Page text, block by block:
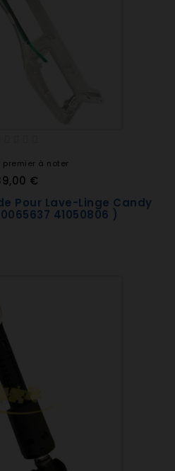
premier à noter
€
Pour Lave-Linge Candy
41050806 )